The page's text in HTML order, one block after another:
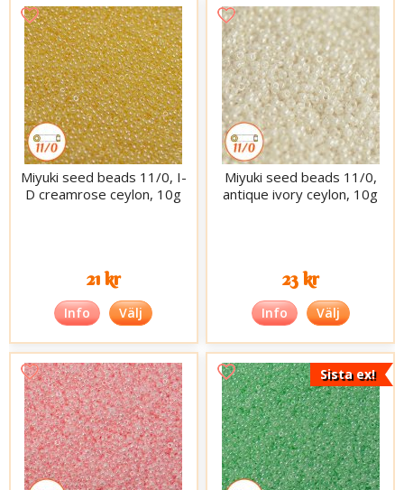
Miyuki seed beads 11/0, I-
D creamrose ceylon, 10g
21 kr
Info Välj
Miyuki seed beads 11/0,
antique ivory ceylon, 10g
23 kr
Info Välj
Sista ex!